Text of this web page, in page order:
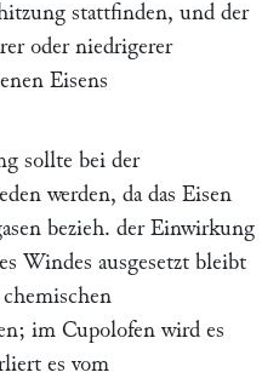
stattfinden, und der
oder niedrigerer
Eisens
sollte bei der
werden, da das Eisen
bezieh. der Einwirkung
Windes ausgesetzt bleibt
im Cupolofen wird es
es vom